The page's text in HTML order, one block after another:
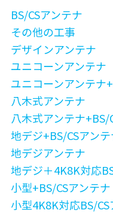
BS/CSアンテナ
その他の工事
デザインアンテナ
ユニコーンアンテナ
ユニコーンアンテナ
八木式アンテナ
八木式アンテナ+BS/
地デジ+BS/CSアン
地デジアンテナ
地デジ＋4K8K対応
小型+BS/CSアンテナ
小型4K8K対応BS/